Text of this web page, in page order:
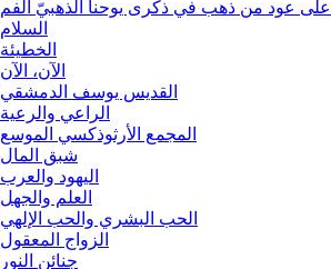
عود من ذهب في ذكرى يوحنا الذهبيّ الفم 11/13/1993
السلام 11/06/1993
الخطيئة 10/30/1993
الآن، الآن 10/23/1993
القديس يوسف الدمشقي 10/16/1993
الراعي والرعية 10/09/1993
المجمع الأرثوذكسي الموسع 10/02/1993
شبق المال 09/25/1993
اليهود والعرب 09/18/1993
العلم والجهل 09/11/1993
الحب البشري والحب الإلهي 09/04/1993
الزواج المعقول 08/28/1993
جنائن النور 08/21/1993